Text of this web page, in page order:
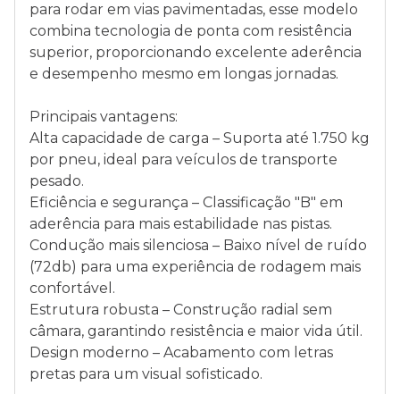
para rodar em vias pavimentadas, esse modelo
combina tecnologia de ponta com resistência
superior, proporcionando excelente aderência
e desempenho mesmo em longas jornadas.
Principais vantagens:
Alta capacidade de carga – Suporta até 1.750 kg
por pneu, ideal para veículos de transporte
pesado.
Eficiência e segurança – Classificação "B" em
aderência para mais estabilidade nas pistas.
Condução mais silenciosa – Baixo nível de ruído
(72db) para uma experiência de rodagem mais
confortável.
Estrutura robusta – Construção radial sem
câmara, garantindo resistência e maior vida útil.
Design moderno – Acabamento com letras
pretas para um visual sofisticado.